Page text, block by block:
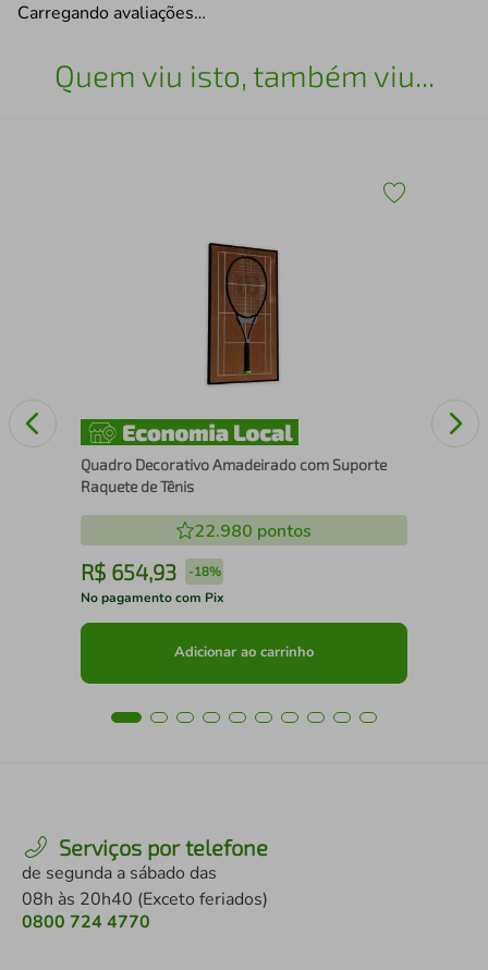
Carregando avaliações…
Quem viu isto, também viu...
Quadro Decorativo Amadeirado com Suporte
Raquete de Tênis
22.980 pontos
R$ 654,93 -18%
No pagamento com Pix
Adicionar ao carrinho
Serviços por telefone
de segunda a sábado das
08h às 20h40 (Exceto feriados)
0800 724 4770